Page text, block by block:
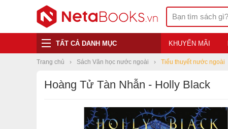
TẤT CẢ DANH MỤC KHUYẾN MÃI
Trang chủ Sách Văn học nước ngoài Tiểu thuyết nước ngoài
Hoàng Tử Tàn Nhẫn - Holly Black